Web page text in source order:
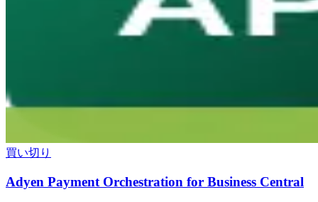
買い切り
Adyen Payment Orchestration for Business Central